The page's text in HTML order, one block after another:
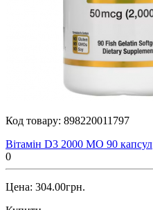
Код товару: 898220011797
Вітамін D3 2000 МО 90 капсул
0
Цена: 304.00грн.